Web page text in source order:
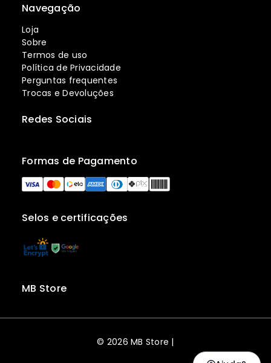
Navegação
Loja
Sobre
Termos de uso
Política de Privacidade
Perguntas frequentes
Trocas e Devoluções
Selos e certificações
Formas de Pagamento
Redes Sociais
MB Store
© 2026 MB Store |